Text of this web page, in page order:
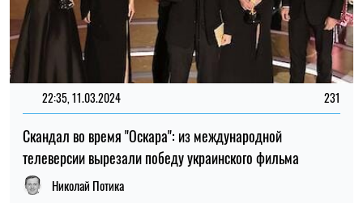
22:35, 11.03.2024 231
Скандал во время "Оскара": из международной
телеверсии вырезали победу украинского фильма
Николай Потика